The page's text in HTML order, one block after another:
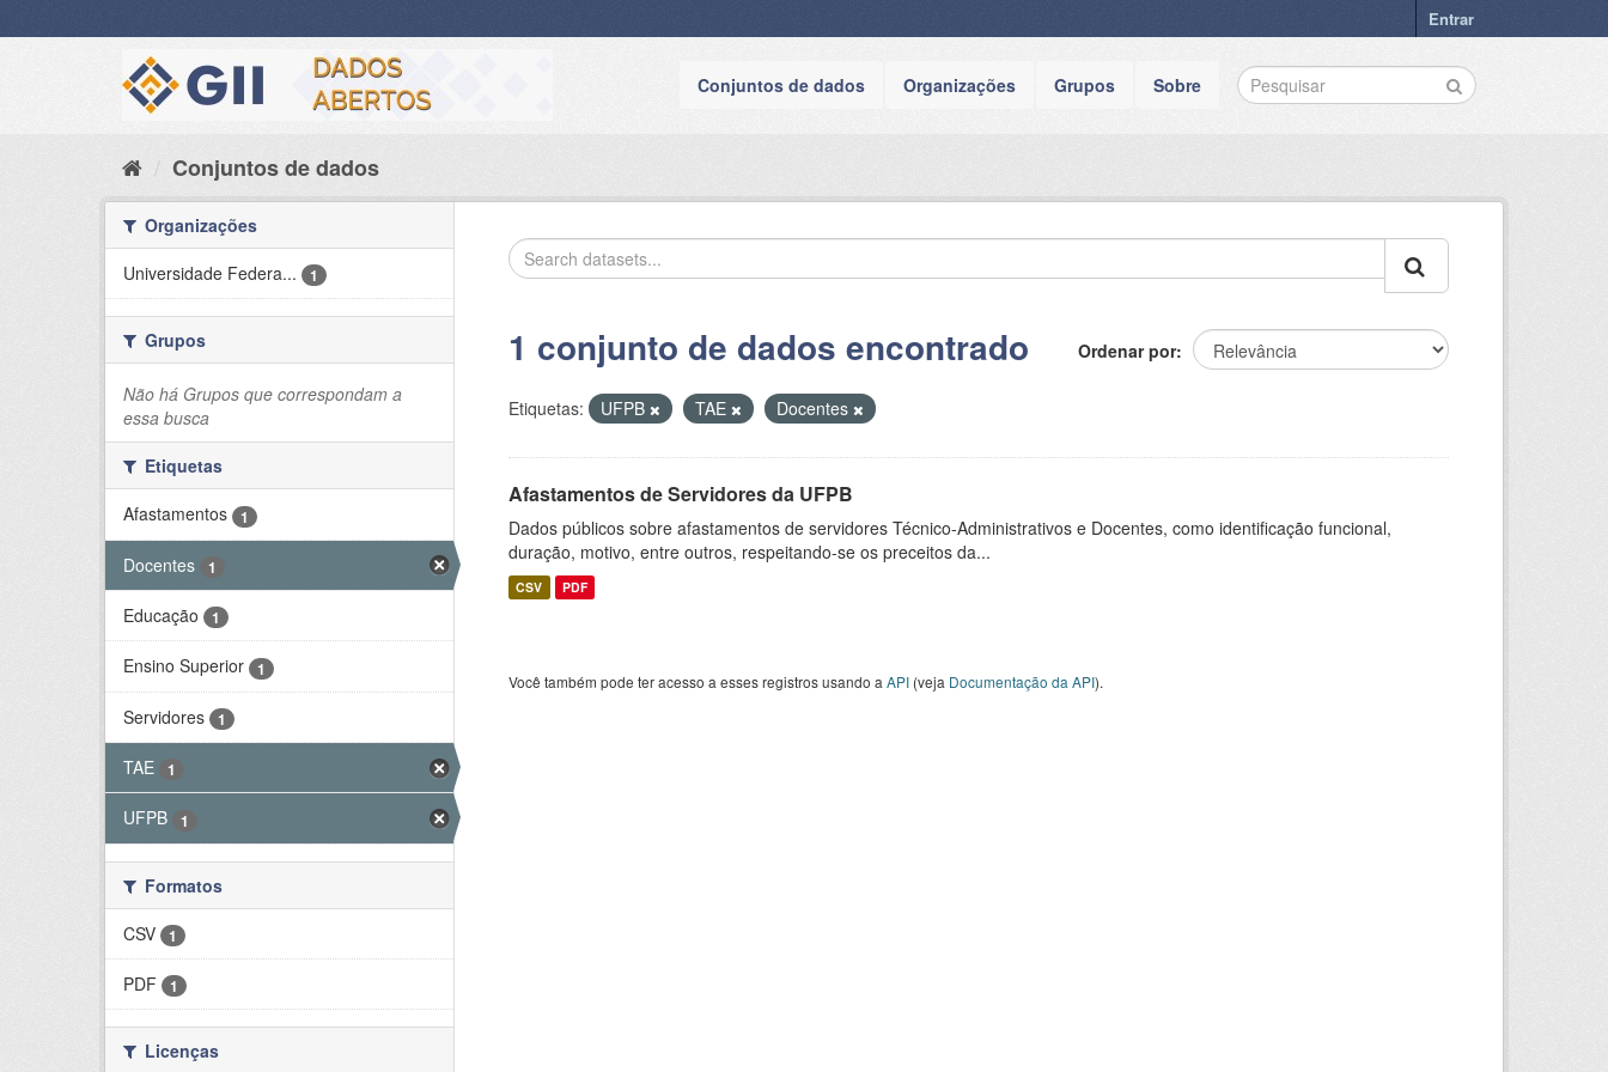
para
Entrar
Conjuntos de dados Organizações Grupos Sobre
Conjuntos de dados
Organizações
Universidade Federa...
1
Grupos
Não há Grupos que correspondam a
essa busca
Etiquetas
Afastamentos
1
Docentes 1
Educação 1
Ensino Superior 1
Servidores 1
TAE 1
UFPB 1
Formatos
CSV
1
PDF 1
Licenças
Ordenar por
1 conjunto de dados encontrado
Etiquetas: UFPB TAE Docentes
Afastamentos de Servidores da UFPB
Dados públicos sobre afastamentos de servidores Técnico-Administrativos e Docentes, como identificação funcional,
duração, motivo, entre outros, respeitando-se os preceitos da...
CSV PDF
Você também pode ter acesso a esses registros usando a API (veja Documentação da API).